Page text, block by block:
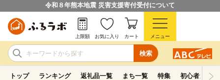
令和８年熊本地震 災害支援寄付受付について
検索
上限額 お気に入り カート メニュー
トップ ランキング 返礼品一覧 まち一覧 特集 初心者ガイド